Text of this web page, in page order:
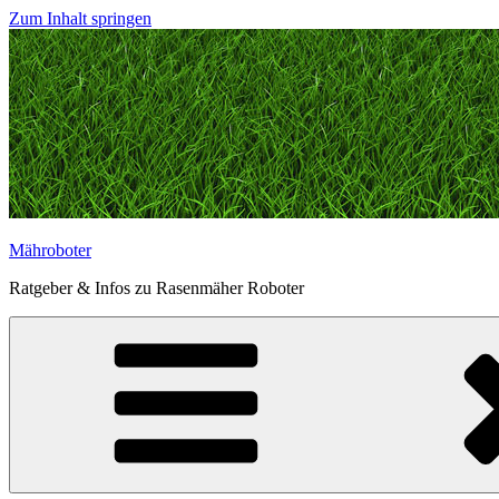
Zum Inhalt springen
Mähroboter
Ratgeber & Infos zu Rasenmäher Roboter